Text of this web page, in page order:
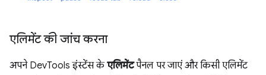
एलिमेंट की जांच करना
अपने DevTools इंस्टेंस केएलिमेंटपैनल पर जाएं और किसी एलिमेंट